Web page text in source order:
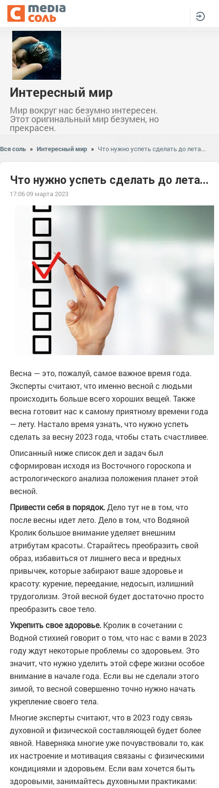
Интересный мир
Мир вокруг нас безумно интересен.
Этот оригинальный мир безумен, но
прекрасен.
Вся соль » Интересный мир » Что нужно успеть сделать до лета...
Что нужно успеть сделать до лета...
17:06 09 марта 2023
Весна — это, пожалуй, самое важное время года.
Эксперты считают, что именно весной с людьми
происходить больше всего хороших вещей. Также
весна готовит нас к самому приятному времени года
— лету. Настало время узнать, что нужно успеть
сделать за весну 2023 года, чтобы стать счастливее.
Описанный ниже список дел и задач был
сформирован исходя из Восточного гороскопа и
астрологического анализа положения планет этой
весной.
Привести себя в порядок.Дело тут не в том, что
после весны идет лето. Дело в том, что Водяной
Кролик большое внимание уделяет внешним
атрибутам красоты. Старайтесь преобразить свой
образ, избавиться от лишнего веса и вредных
привычек, которые забирают ваше здоровье и
красоту: курение, переедание, недосып, излишний
трудоголизм. Этой весной будет достаточно просто
преобразить свое тело.
Укрепить свое здоровье. Кролик в сочетании с
Водной стихией говорит о том, что нас с вами в 2023
году ждут некоторые проблемы со здоровьем. Это
значит, что нужно уделить этой сфере жизни особое
внимание в начале года. Если вы не сделали этого
зимой, то весной совершенно точно нужно начать
укрепление своего тела.
Многие эксперты считают, что в 2023 году связь
духовной и физической составляющей будет более
явной. Наверняка многие уже почувствовали то, как
их настроение и мотивация связаны с физическими
кондициями и здоровьем. Если вам хочется быть
здоровыми, занимайтесь духовными практиками: